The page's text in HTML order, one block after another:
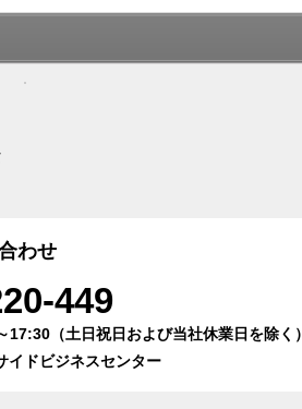
わせ
449
17:30（土日祝日および当社休業日を除く）
イドビジネスセンター